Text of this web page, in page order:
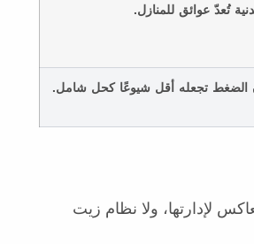
تُعدّ عوائق للمنازل.
الضغط تجعله أقل شيوعًا كحل شامل.
لإدارتها، ولا نظام زيت